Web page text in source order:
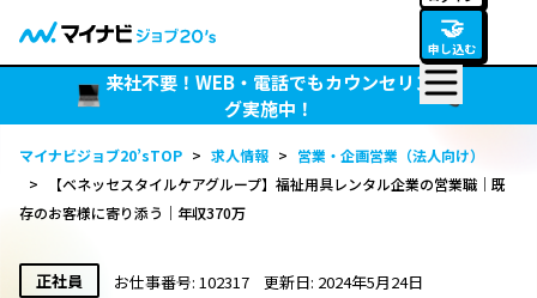
🤝
申し込む
来社不要！WEB・電話でもカウンセリン
グ実施中！
マイナビジョブ20’sTOP > 求人情報 > 営業・企画営業（法人向け）
>
【ベネッセスタイルケアグループ】福祉用具レンタル企業の営業職｜既
存のお客様に寄り添う｜年収370万
正社員 お仕事番号: 102317 更新日: 2024年5月24日